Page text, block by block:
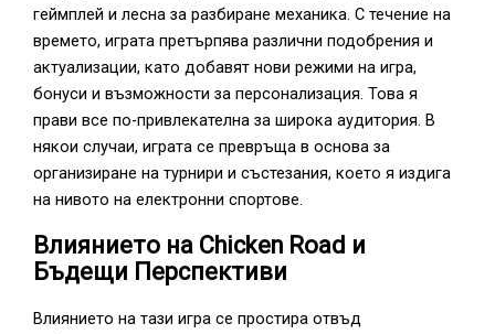
геймплей и лесна за разбиране механика. С течение на
времето, играта претърпява различни подобрения и
актуализации, като добавят нови режими на игра,
бонуси и възможности за персонализация. Това я
прави все по-привлекателна за широка аудитория. В
някои случаи, играта се превръща в основа за
организиране на турнири и състезания, което я издига
на нивото на електронни спортове.
Влиянието на Chicken Road и
Бъдещи Перспективи
Влиянието на тази игра се простира отвъд